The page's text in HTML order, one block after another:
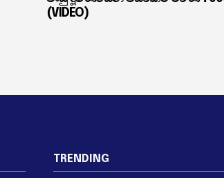
(VIDEO)
TRENDING